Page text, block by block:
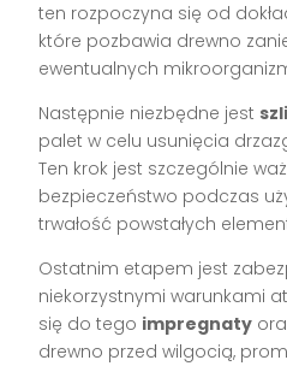
ten rozpoczyna się od
które pozbawia drewno
ewentualnych
Następnie niezbędne jest
palet w celu usunięcia
Ten krok jest szczególnie
bezpieczeństwo podczas
trwałość powstałych
Ostatnim etapem jest
niekorzystnymi warunkami
się do tego impregnaty
drewno przed wilgocią,